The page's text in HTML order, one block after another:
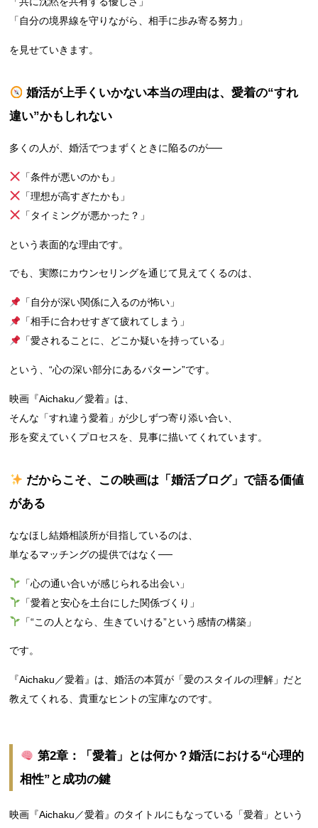
「自分の境界線を守りながら、相手に歩み寄る努力」
を見せていきます。
婚活が上手くいかない本当の理由は、愛着の“すれ
違い”かもしれない
多くの人が、婚活でつまずくときに陥るのが──
「条件が悪いのかも」
「理想が高すぎたかも」
「タイミングが悪かった？」
という表面的な理由です。
でも、実際にカウンセリングを通じて見えてくるのは、
「自分が深い関係に入るのが怖い」
「相手に合わせすぎて疲れてしまう」
「愛されることに、どこか疑いを持っている」
という、“心の深い部分にあるパターン”です。
映画『Aichaku／愛着』は、
そんな「すれ違う愛着」が少しずつ寄り添い合い、
形を変えていくプロセスを、見事に描いてくれています。
だからこそ、この映画は「婚活ブログ」で語る価値
がある
ななほし結婚相談所が目指しているのは、
単なるマッチングの提供ではなく──
「心の通い合いが感じられる出会い」
「愛着と安心を土台にした関係づくり」
「“この人となら、生きていける”という感情の構築」
です。
『Aichaku／愛着』は、婚活の本質が「愛のスタイルの理解」だと
教えてくれる、貴重なヒントの宝庫なのです。
第2章：「愛着」とは何か？婚活における“心理的
相性”と成功の鍵
映画『Aichaku／愛着』のタイトルにもなっている「愛着」という